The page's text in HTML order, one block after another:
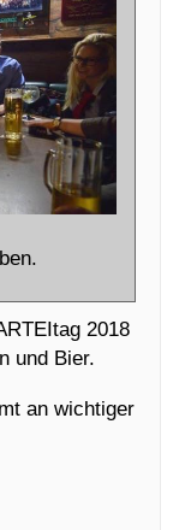
2018
und Bier.
an wichtiger